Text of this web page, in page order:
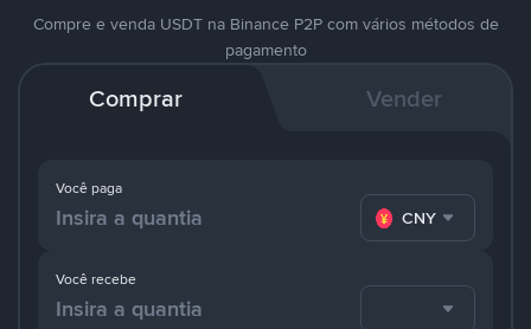
Compre e venda USDT na Binance P2P com vários métodos de
pagamento
Comprar Vender
Você paga
CNY
Você recebe